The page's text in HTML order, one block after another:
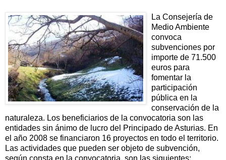
La Consejería de
Medio Ambiente
convoca
subvenciones por
importe de 71.500
euros para
fomentar la
participación
pública en la
conservación de la
naturaleza. Los beneficiarios de la convocatoria son las
entidades sin ánimo de lucro del Principado de Asturias. En
el año 2008 se financiaron 16 proyectos en todo el territorio.
Las actividades que pueden ser objeto de subvención,
según consta en la convocatoria, son las siguientes: